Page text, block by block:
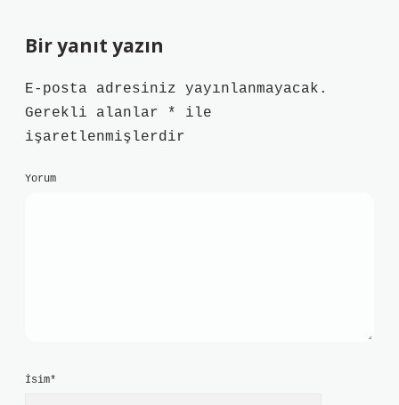
Bir yanıt yazın
E-posta adresiniz yayınlanmayacak.
Gerekli alanlar
*
ile
işaretlenmişlerdir
Yorum
İsim*